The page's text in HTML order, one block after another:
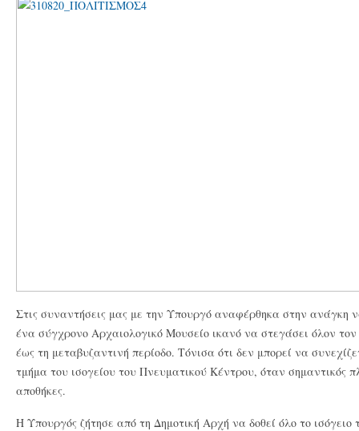
Στις συναντήσεις μας με την Υπουργό αναφέρθηκα στην ανάγκη
ένα σύγχρονο Αρχαιολογικό Μουσείο ικανό να στεγάσει όλον
έως τη μεταβυζαντινή περίοδο. Τόνισα ότι δεν μπορεί να
τμήμα του ισογείου του Πνευματικού Κέντρου, όταν σημαντικός
αποθήκες.
Η Υπουργός ζήτησε από τη Δημοτική Αρχή να δοθεί όλο το